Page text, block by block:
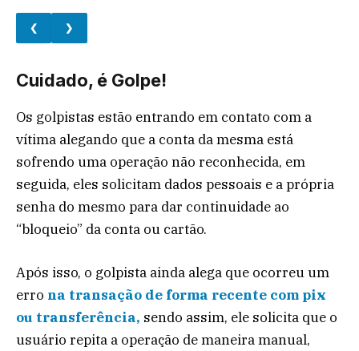
❮ ❯
Cuidado, é Golpe!
Os golpistas estão entrando em contato com a
vítima alegando que a conta da mesma está
sofrendo uma operação não reconhecida, em
seguida, eles solicitam dados pessoais e a própria
senha do mesmo para dar continuidade ao
“bloqueio” da conta ou cartão.
Após isso, o golpista ainda alega que ocorreu um
erro na transação de forma recente com pix
ou transferência, sendo assim, ele solicita que o
usuário repita a operação de maneira manual,